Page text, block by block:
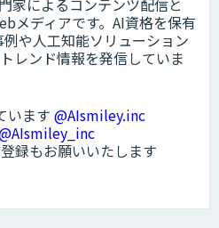
メディアです。AI資格を保有
や人工知能ソリューション
レンド情報を発信していま
います @AIsmiley.inc
録もお願いいたします